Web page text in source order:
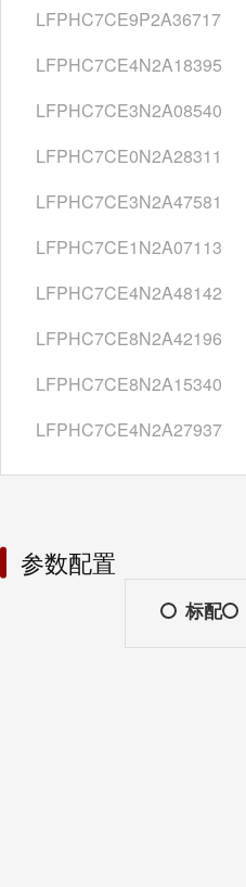
LFPHC7CE9P2A36717
LFPHC7CE4N2A18395
LFPHC7CE3N2A08540
LFPHC7CE0N2A28311
LFPHC7CE3N2A47581
LFPHC7CE1N2A07113
LFPHC7CE4N2A48142
LFPHC7CE8N2A42196
LFPHC7CE8N2A15340
LFPHC7CE4N2A27937
参数配置
标配